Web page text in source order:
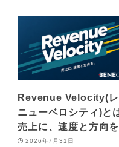
Revenue Velocity(
ニューベロシティ)と
売上に、速度と方向を
2026年7月31日